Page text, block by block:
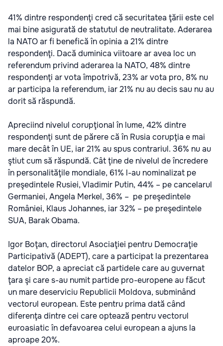
41% dintre respondenţi cred că securitatea ţării este cel
mai bine asigurată de statutul de neutralitate. Aderarea
la NATO ar fi benefică în opinia a 21% dintre
respondenţi. Dacă duminica viitoare ar avea loc un
referendum privind aderarea la NATO, 48% dintre
respondenţi ar vota împotrivă, 23% ar vota pro, 8% nu
ar participa la referendum, iar 21% nu au decis sau nu au
dorit să răspundă.
Apreciind nivelul corupţional în lume, 42% dintre
respondenţi sunt de părere că în Rusia corupţia e mai
mare decât în UE, iar 21% au spus contrariul. 36% nu au
ştiut cum să răspundă. Cât ţine de nivelul de încredere
în personalităţile mondiale, 61% l-au nominalizat pe
preşedintele Rusiei, Vladimir Putin, 44% – pe cancelarul
Germaniei, Angela Merkel, 36% – pe preşedintele
României, Klaus Johannes, iar 32% – pe preşedintele
SUA, Barak Obama.
Igor Boţan, directorul Asociaţiei pentru Democraţie
Participativă (ADEPT), care a participat la prezentarea
datelor BOP, a apreciat că partidele care au guvernat
ţara şi care s-au numit partide pro-europene au făcut
un mare deserviciu Republicii Moldova, subminând
vectorul european. Este pentru prima dată când
diferenţa dintre cei care optează pentru vectorul
euroasiatic în defavoarea celui european a ajuns la
aproape 20%.